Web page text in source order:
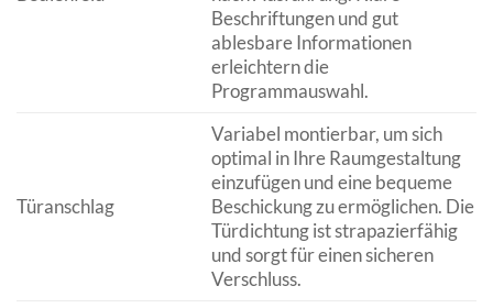
Beschriftungen und gut
ablesbare Informationen
erleichtern die
Programmauswahl.
Türanschlag
Variabel montierbar, um sich
optimal in Ihre Raumgestaltung
einzufügen und eine bequeme
Beschickung zu ermöglichen. Die
Türdichtung ist strapazierfähig
und sorgt für einen sicheren
Verschluss.